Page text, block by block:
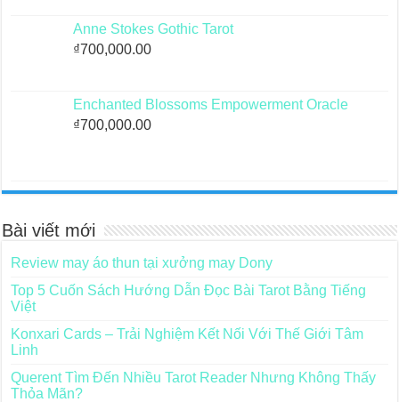
Anne Stokes Gothic Tarot
₫700,000.00
Enchanted Blossoms Empowerment Oracle
₫700,000.00
Bài viết mới
Review may áo thun tại xưởng may Dony
Top 5 Cuốn Sách Hướng Dẫn Đọc Bài Tarot Bằng Tiếng
Việt
Konxari Cards – Trải Nghiệm Kết Nối Với Thế Giới Tâm
Linh
Querent Tìm Đến Nhiều Tarot Reader Nhưng Không Thấy
Thỏa Mãn?